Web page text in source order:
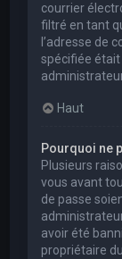
courrier
filtré en tant
l’adresse de
spécifiée
Haut
Pourquoi ne
Plusieurs
vous avant
de passe
avoir été
propriétaire